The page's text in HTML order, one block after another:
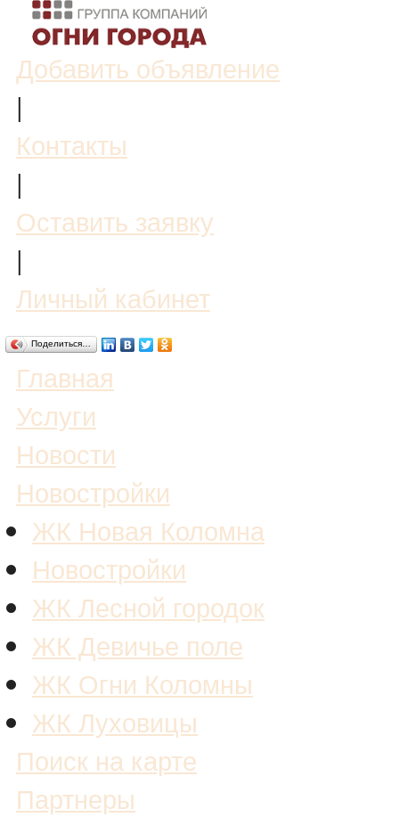
Добавить объявление
|
Контакты
|
Оставить заявку
|
Личный кабинет
Поделиться…
Главная
Услуги
Новости
Новостройки
ЖК Новая Коломна
Новостройки
ЖК Лесной городок
ЖК Девичье поле
ЖК Огни Коломны
ЖК Луховицы
Поиск на карте
Партнеры